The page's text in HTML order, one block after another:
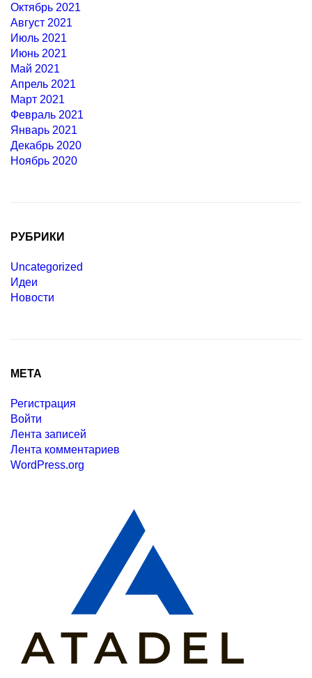
Октябрь 2021
Август 2021
Июль 2021
Июнь 2021
Май 2021
Апрель 2021
Март 2021
Февраль 2021
Январь 2021
Декабрь 2020
Ноябрь 2020
РУБРИКИ
Uncategorized
Идеи
Новости
МЕТА
Регистрация
Войти
Лента записей
Лента комментариев
WordPress.org